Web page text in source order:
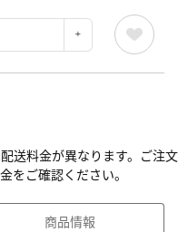
送料金が異なります。ご注文
をご確認ください。
商品情報